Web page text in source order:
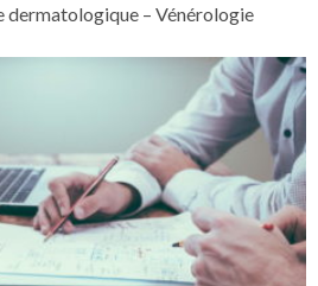
dermatologique – Vénérologie